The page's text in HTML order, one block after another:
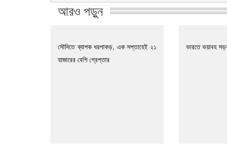
আরও পড়ুন
সৌদিতে ব্যাপক ধরপাকড়, এক সপ্তাহেই ২১
হাজারের বেশি গ্রেপ্তার
ভারতে ভয়াবহ